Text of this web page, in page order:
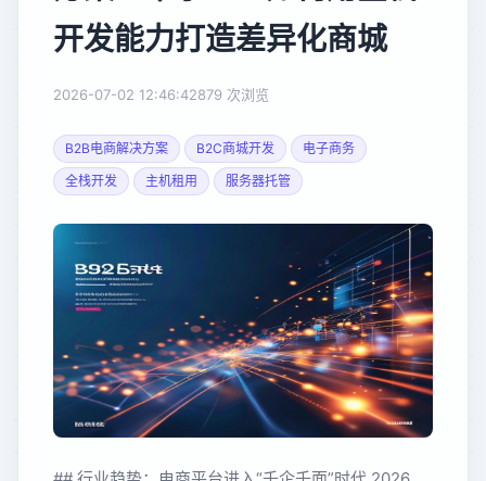
开发能力打造差异化商城
2026-07-02 12:46:42879 次浏览
B2B电商解决方案 B2C商城开发
电子商务
全栈开发
主机租用 服务器托管